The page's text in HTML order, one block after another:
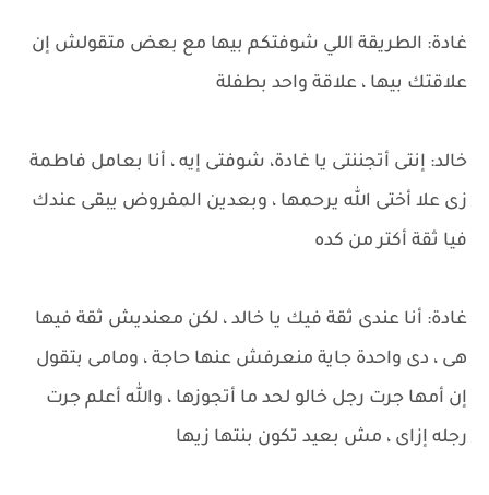
غادة: الطريقة اللي شوفتكم بيها مع بعض متقولش إن
علاقتك بيها ، علاقة واحد بطفلة
خالد: إنتى أتجننتى يا غادة، شوفتى إيه ، أنا بعامل فاطمة
زى علا أختى الله يرحمها ، وبعدين المفروض يبقى عندك
فيا ثقة أكتر من كده
غادة: أنا عندى ثقة فيك يا خالد ، لكن معنديش ثقة فيها
هى ، دى واحدة جاية منعرفش عنها حاجة ، ومامى بتقول
إن أمها جرت رجل خالو لحد ما أتجوزها ، والله أعلم جرت
رجله إزاى ، مش بعيد تكون بنتها زيها